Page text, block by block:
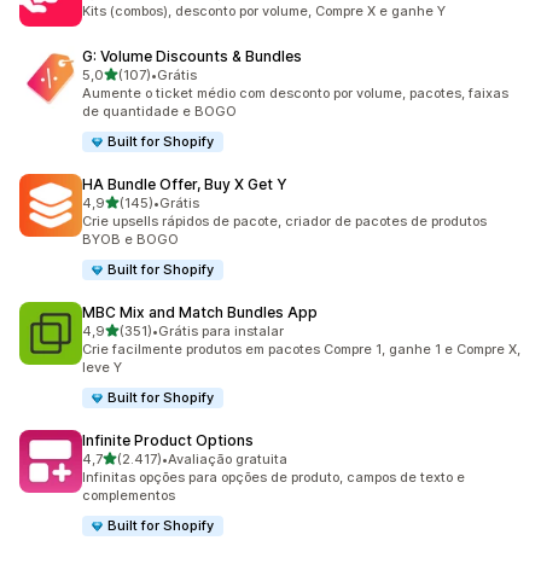
Kits (combos), desconto por volume, Compre X e ganhe Y
G: Volume Discounts & Bundles
5,0de 5 estrelas
(107)
107 avaliações ao todo
•Grátis
Aumente o ticket médio com desconto por volume, pacotes, faixas
de quantidade e BOGO
Built for Shopify
HA Bundle Offer, Buy X Get Y
4,9de 5 estrelas
(145)
145 avaliações ao todo
•Grátis
Crie upsells rápidos de pacote, criador de pacotes de produtos
BYOB e BOGO
Built for Shopify
MBC Mix and Match Bundles App
4,9de 5 estrelas
(351)
351 avaliações ao todo
•Grátis para instalar
Crie facilmente produtos em pacotes Compre 1, ganhe 1 e Compre X,
leve Y
Built for Shopify
Infinite Product Options
4,7de 5 estrelas
(2.417)
2417 avaliações ao todo
•Avaliação gratuita
Infinitas opções para opções de produto, campos de texto e
complementos
Built for Shopify